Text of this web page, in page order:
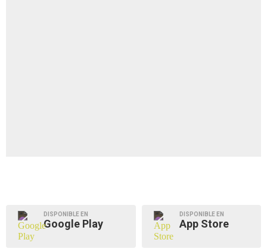
DISPONIBLE EN
Google Play
DISPONIBLE EN
App Store